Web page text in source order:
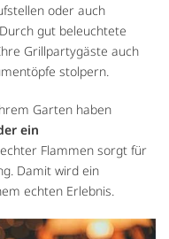
oder auch
gut beleuchtete
Grillpartygäste auch
stolpern.
Garten haben
ein
Flammen sorgt für
Damit wird ein
echten Erlebnis.